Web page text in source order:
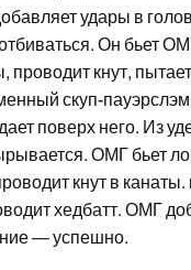
удары в
Он бьет
проводит кнут,
скуп-
поверх него. Из
ОМГ бьет
кнут в канаты.
хедбатт. ОМГ
— успешно.